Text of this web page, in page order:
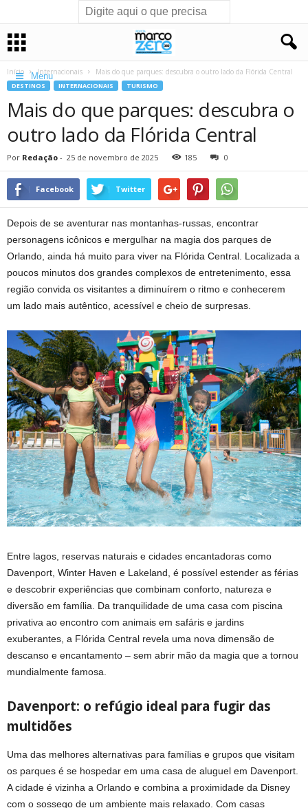
Menu
Início Internacionais Mais do que parques: descubra o outro lado da Flórida Central
DESTINOS INTERNACIONAIS TURISMO
Mais do que parques: descubra o
outro lado da Flórida Central
Por Redação - 25 de novembro de 2025 185 0
Facebook Twitter
Depois de se aventurar nas montanhas-russas, encontrar
personagens icônicos e mergulhar na magia dos parques de
Orlando, ainda há muito para viver na Flórida Central. Localizada a
poucos minutos dos grandes complexos de entretenimento, essa
região convida os visitantes a diminuírem o ritmo e conhecerem
um lado mais autêntico, acessível e cheio de surpresas.
Entre lagos, reservas naturais e cidades encantadoras como
Davenport, Winter Haven e Lakeland, é possível estender as férias
e descobrir experiências que combinam conforto, natureza e
diversão em família. Da tranquilidade de uma casa com piscina
privativa ao encontro com animais em safáris e jardins
exuberantes, a Flórida Central revela uma nova dimensão de
descanso e encantamento – sem abrir mão da magia que a tornou
mundialmente famosa.
Davenport: o refúgio ideal para fugir das
multidões
Uma das melhores alternativas para famílias e grupos que visitam
os parques é se hospedar em uma casa de aluguel em Davenport.
A cidade é vizinha a Orlando e combina a proximidade da Disney
com o sossego de um ambiente mais relaxado. Com casas